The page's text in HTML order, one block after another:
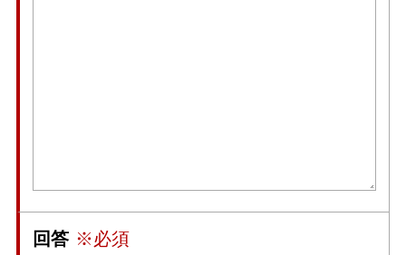
回答 ※必須